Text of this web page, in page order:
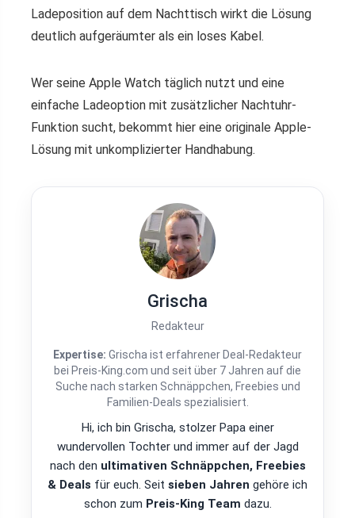
Ladeposition auf dem Nachttisch wirkt die Lösung
deutlich aufgeräumter als ein loses Kabel.
Wer seine Apple Watch täglich nutzt und eine
einfache Ladeoption mit zusätzlicher Nachtuhr-
Funktion sucht, bekommt hier eine originale Apple-
Lösung mit unkomplizierter Handhabung.
Grischa
Redakteur
Expertise: Grischa ist erfahrener Deal-Redakteur
bei Preis-King.com und seit über 7 Jahren auf die
Suche nach starken Schnäppchen, Freebies und
Familien-Deals spezialisiert.
Hi, ich bin Grischa, stolzer Papa einer
wundervollen Tochter und immer auf der Jagd
nach den ultimativen Schnäppchen, Freebies
& Deals für euch. Seit sieben Jahren gehöre ich
schon zum Preis-King Team dazu.